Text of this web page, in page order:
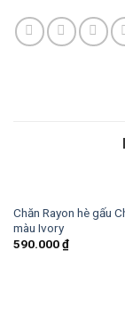
Chăn Rayon hè gấu
màu Ivory
590.000₫